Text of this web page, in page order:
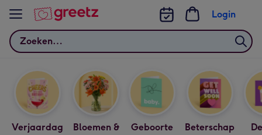
Bekijk meer
Zoeken
Login
Verjaardag
Bloemen &
Geboorte Beterschap